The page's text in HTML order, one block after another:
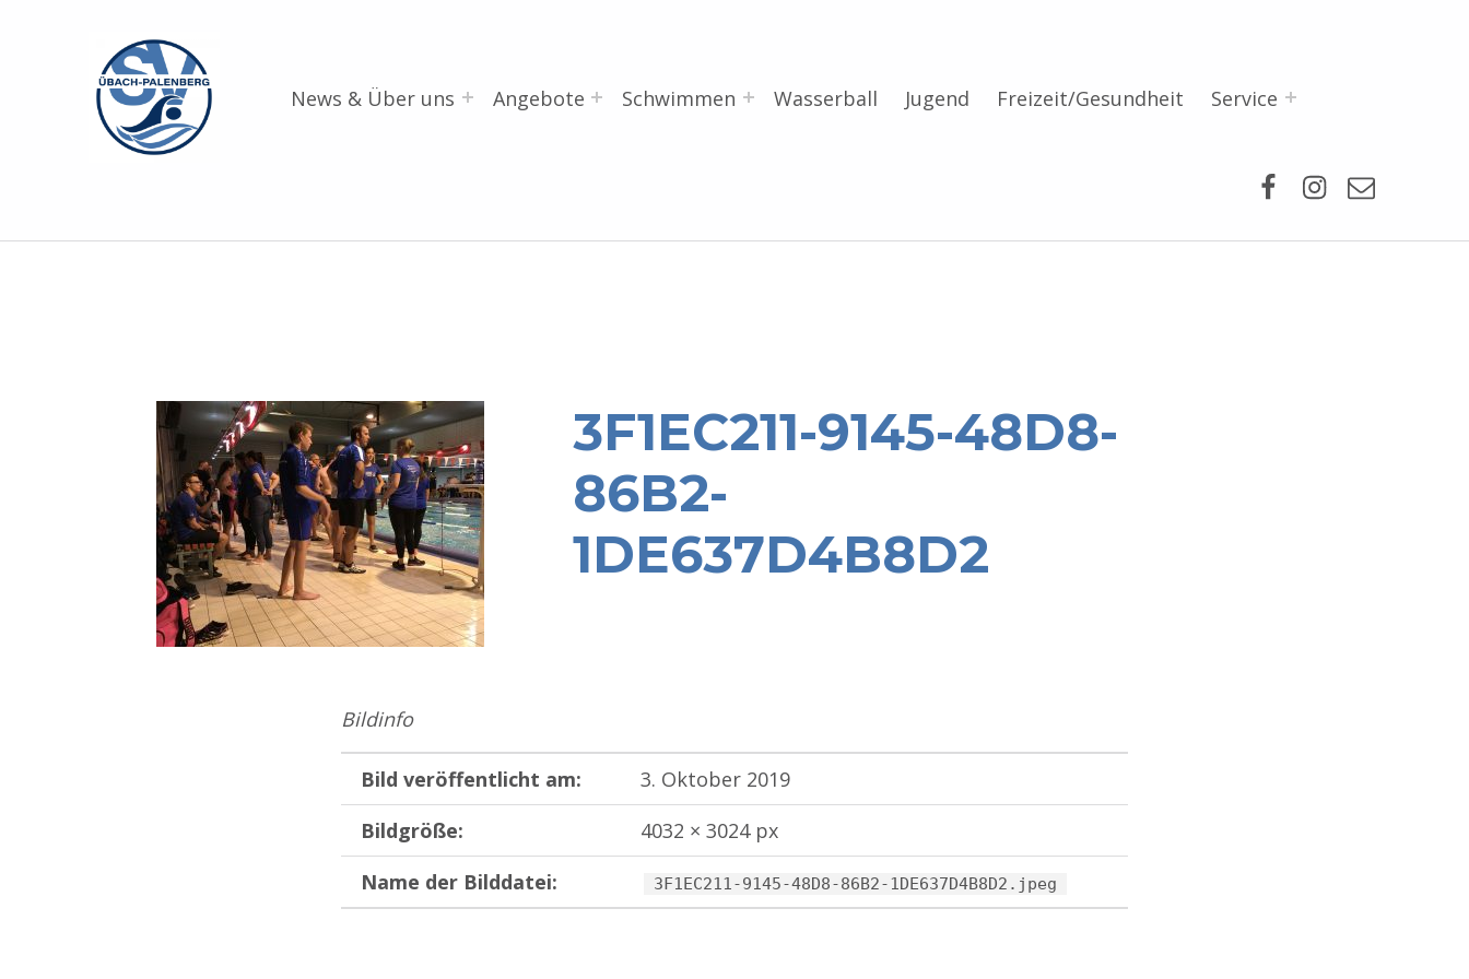
News & Über uns Angebote Schwimmen Wasserball Jugend Freizeit/Gesundheit Service
3F1EC211-9145-48D8-
86B2-
1DE637D4B8D2
Bildinfo
Bild veröffentlicht am:
3. Oktober 2019
Bildgröße:
4032 × 3024 px
Name der Bilddatei:
3F1EC211-9145-48D8-86B2-1DE637D4B8D2.jpeg
Zurück zur Hauptnavigation springen